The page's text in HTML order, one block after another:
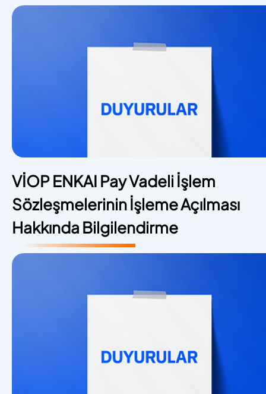
VİOP ENKAI Pay Vadeli İşlem
Sözleşmelerinin İşleme Açılması
Hakkında Bilgilendirme